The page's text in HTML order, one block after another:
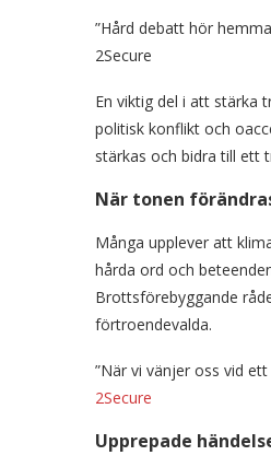
”Hård debatt hör
2Secure
En viktig del i att stärka
politisk konflikt och
stärkas och bidra till ett
När tonen
Många upplever att
hårda ord och
Brottsförebyggande
förtroendevalda.
”När vi vänjer oss vid
2Secure
Upprepade